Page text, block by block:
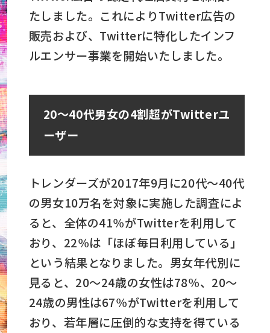
たしました。これによりTwitter広告の
販売および、Twitterに特化したインフ
ルエンサー事業を開始いたしました。
20～40代男女の4割超がTwitterユ
ーザー
トレンダーズが2017年9月に20代～40代
の男女10万名を対象に実施した調査によ
ると、全体の41％がTwitterを利用して
おり、22％は「ほぼ毎日利用している」
という結果となりました。男女年代別に
見ると、20～24歳の女性は78％、20～
24歳の男性は67％がTwitterを利用して
おり、若年層に圧倒的な支持を得ている